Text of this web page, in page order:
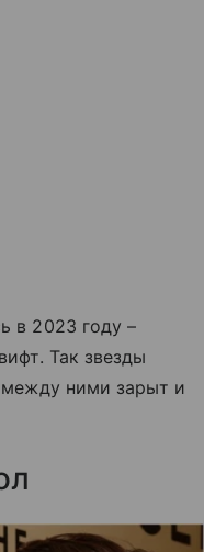
в 2023 году –
Так звезды
между ними зарыт и